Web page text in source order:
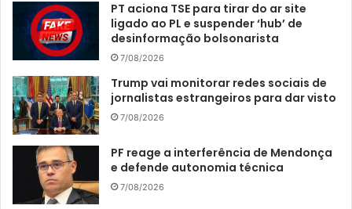
PT aciona TSE para tirar do ar site
ligado ao PL e suspender ‘hub’ de
desinformação bolsonarista
7/08/2026
Trump vai monitorar redes sociais de
jornalistas estrangeiros para dar visto
7/08/2026
PF reage a interferência de Mendonça
e defende autonomia técnica
7/08/2026